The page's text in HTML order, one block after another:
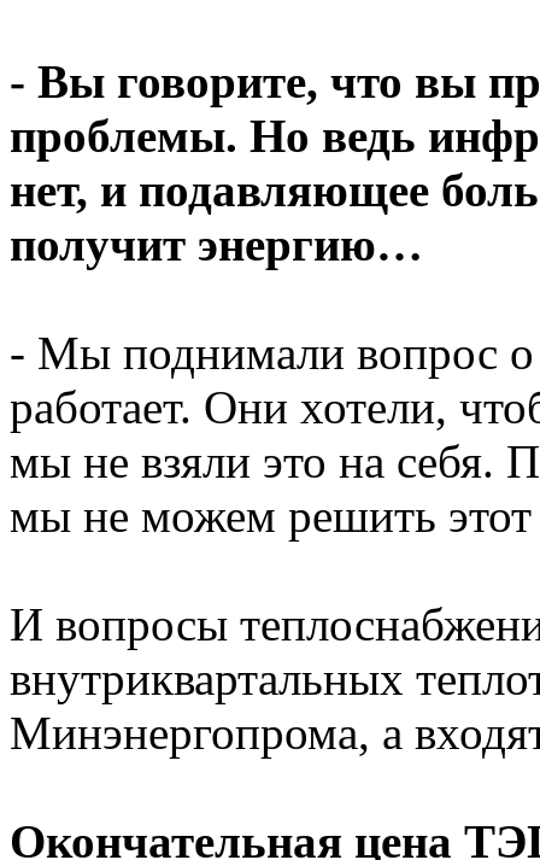
- Вы говорите, что вы
проблемы. Но ведь
нет, и подавляющее
получит энергию…
- Мы поднимали вопрос о
работает. Они хотели,
мы не взяли это на себя.
мы не можем решить этот
И вопросы
внутриквартальных
Минэнергопрома, а
Окончательная цена